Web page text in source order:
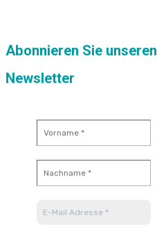
Abonnieren Sie unseren
Newsletter